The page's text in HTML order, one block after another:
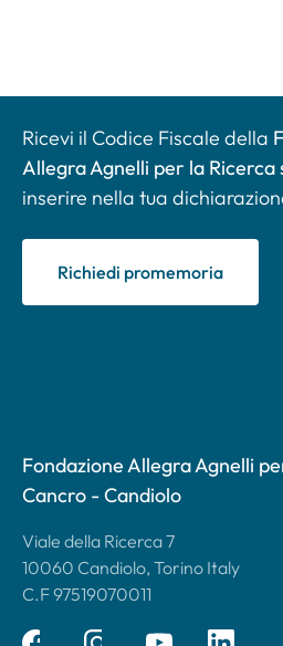
Ricevi il Codice Fiscale della
Allegra Agnelli per la Ricerca
inserire nella tua
Richiedi promemoria
Fondazione Allegra Agnelli
Cancro - Candiolo
Viale della Ricerca 7
10060 Candiolo, Torino Italy
C.F 97519070011